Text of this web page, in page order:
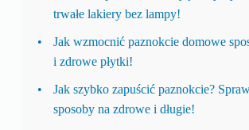
trwałe lakiery bez lampy!
Jak wzmocnić paznokcie domowe
i zdrowe płytki!
Jak szybko zapuścić paznokcie?
sposoby na zdrowe i długie!